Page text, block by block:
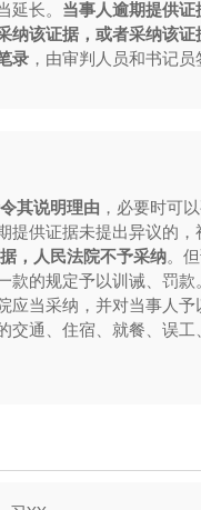
长。 当事人逾期提供
该证据，或者采纳该证
录 ，由审判人员和书记员
其说明理由 ，必要时可
供证据未提出异议的，
，人民法院不予采纳。
的规定予以训诫、罚款。
当采纳，并对当事人予
通、住宿、就餐、误